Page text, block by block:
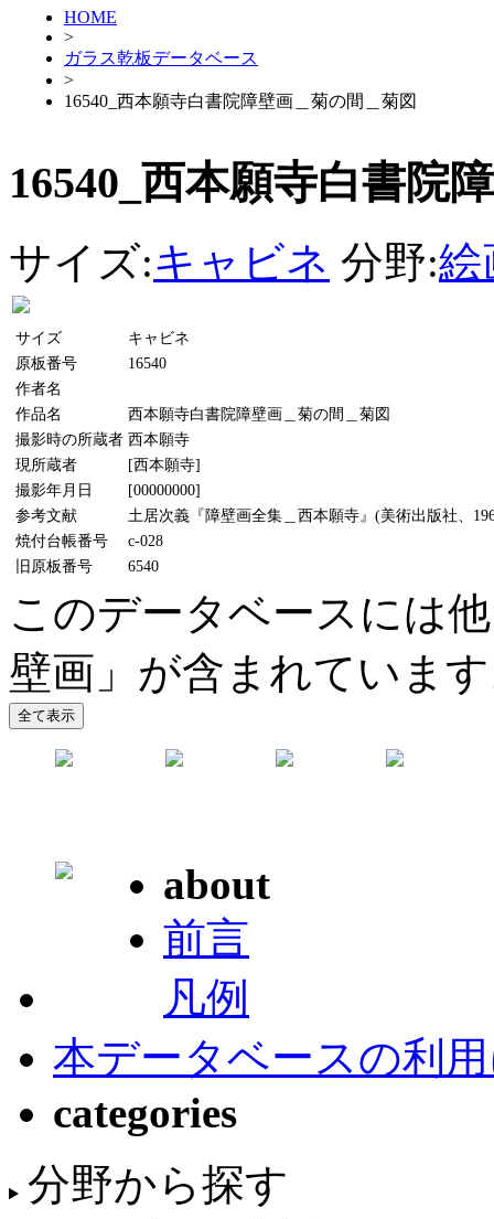
HOME
>
ガラス乾板データベース
>
16540_西本願寺白書院障壁画＿菊の間＿菊図
16540_西本願寺白書院
サイズ:キャビネ 分野:絵
サイズ
キャビネ
原板番号
16540
作者名
作品名
西本願寺白書院障壁画＿菊の間＿菊図
撮影時の所蔵者 西本願寺
現所蔵者
[西本願寺]
撮影年月日
[00000000]
参考文献
土居次義『障壁画全集＿西本願寺』(美術出版社、
焼付台帳番号
c-028
旧原板番号
6540
このデータベースには
壁画」が含まれていま
about
前言
凡例
本データベースの利
categories
分野から探す